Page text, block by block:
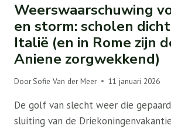
Weerswaarschuwing
en storm: scholen
Italië (en in Rome zijn
Aniene zorgwekkend)
Door Sofie Van der Meer 11 januari 2026
De golf van slecht weer die
sluiting van de